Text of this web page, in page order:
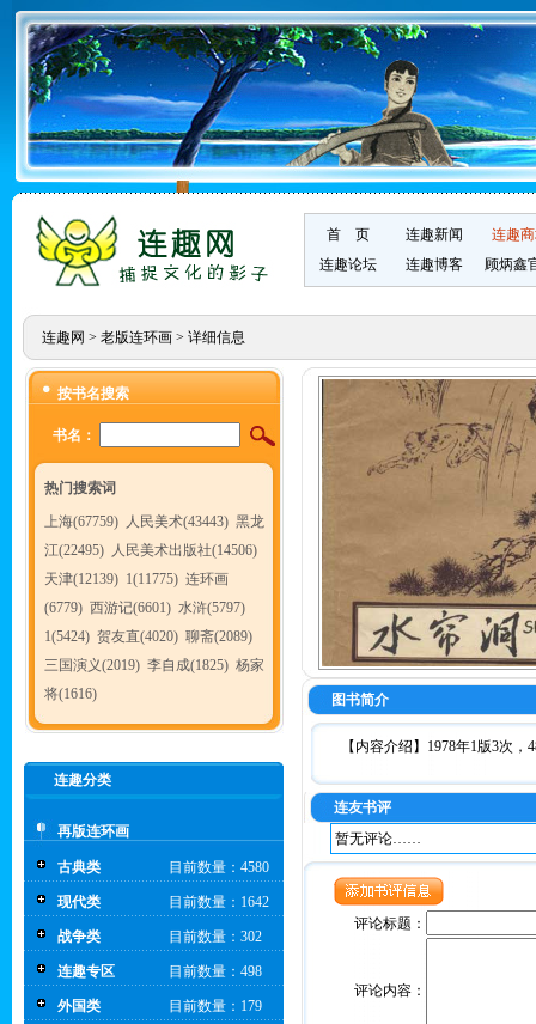
首 页 连趣新闻
连趣
连趣论坛
连趣博客 顾炳鑫
连趣网 > 老版连环画> 详细信息
按书名搜索
书名：
热门搜索词
上海(67759) 人民美术(43443) 黑龙
江(22495) 人民美术出版社(14506)
天津(12139) 1(11775) 连环画
(6779) 西游记(6601) 水浒(5797)
1(5424) 贺友直(4020) 聊斋(2089)
三国演义(2019) 李自成(1825) 杨家
将(1616)
连趣分类
再版连环画
古典类 目前数量：4580
现代类 目前数量：1642
战争类 目前数量：302
连趣专区 目前数量：498
外国类 目前数量：179
图书简介
【内容介绍】1978年1版3次
连友书评
暂无评论……
评论标题：
评论内容：